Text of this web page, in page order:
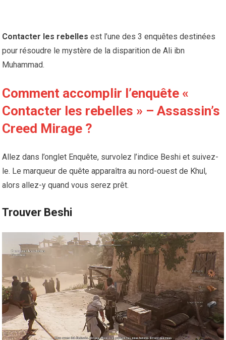
Contacter les rebelles est l’une des 3 enquêtes destinées
pour résoudre le mystère de la disparition de Ali ibn
Muhammad.
Comment accomplir l’enquête «
Contacter les rebelles » – Assassin’s
Creed Mirage ?
Allez dans l’onglet Enquête, survolez l’indice Beshi et suivez-
le. Le marqueur de quête apparaîtra au nord-ouest de Khul,
alors allez-y quand vous serez prêt.
Trouver Beshi